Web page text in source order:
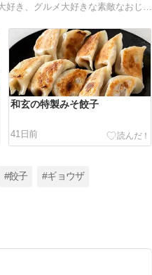
和玄の特製みそ餃子
41日前
#餃子 #ギョウザ